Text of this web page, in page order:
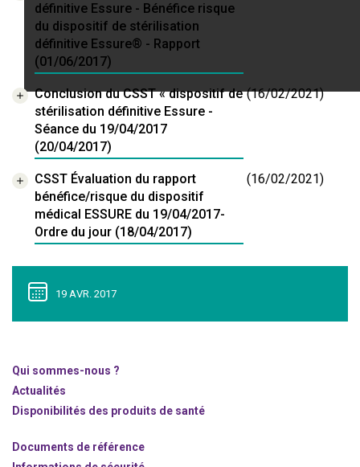
définitive Essure - Bénéfice risque
du dispositif de stérilisation
définitive Essure® - Rapport
(01/06/2017)
Conclusion du CSST « dispositif de
stérilisation définitive Essure -
Séance du 19/04/2017
(20/04/2017)
(16/02/2021)
CSST Évaluation du rapport
bénéfice/risque du dispositif
médical ESSURE du 19/04/2017-
Ordre du jour (18/04/2017)
(16/02/2021)
19 AVR. 2017
Qui sommes-nous ?
Actualités
Disponibilités des produits de santé
Documents de référence